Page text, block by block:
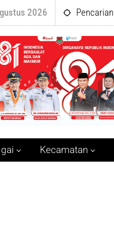
2026 Pencarian
Kecamatan